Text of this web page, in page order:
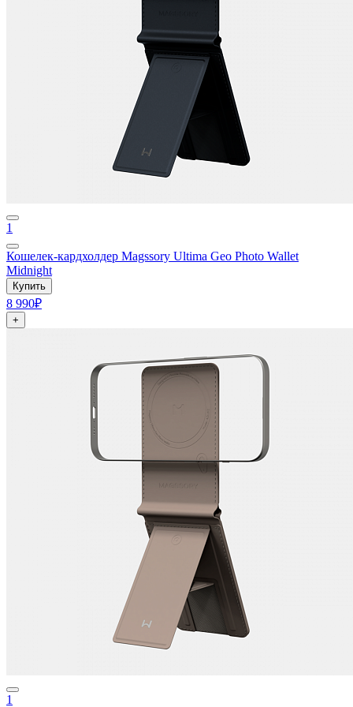
1
Кошелек-кардхолдер Magssory Ultima Geo Photo Wallet
Midnight
Купить
8 990₽
+
1